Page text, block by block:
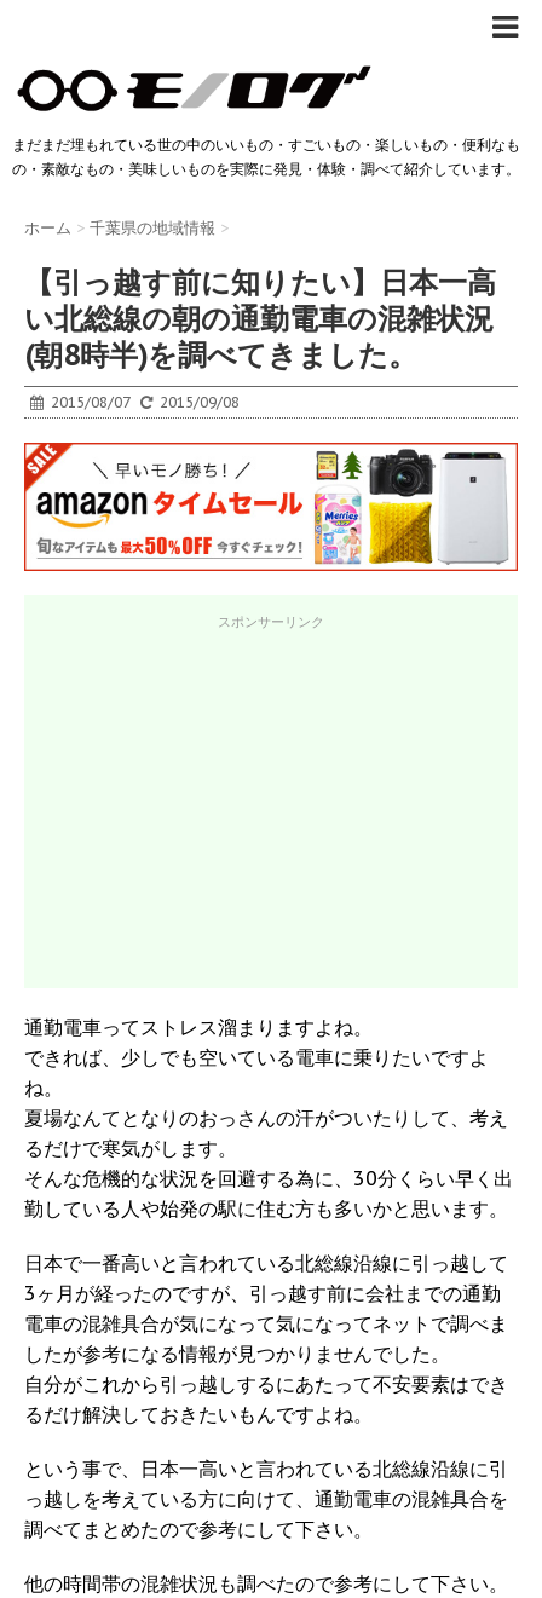
まだまだ埋もれている世の中のいいもの・すごいもの・楽しいもの・便利なも
の・素敵なもの・美味しいものを実際に発見・体験・調べて紹介しています。
ホーム > 千葉県の地域情報 >
【引っ越す前に知りたい】日本一高
い北総線の朝の通勤電車の混雑状況
(朝8時半)を調べてきました。
2015/08/07 2015/09/08
スポンサーリンク
通勤電車ってストレス溜まりますよね。
できれば、少しでも空いている電車に乗りたいですよ
ね。
夏場なんてとなりのおっさんの汗がついたりして、考え
るだけで寒気がします。
そんな危機的な状況を回避する為に、30分くらい早く出
勤している人や始発の駅に住む方も多いかと思います。
日本で一番高いと言われている北総線沿線に引っ越して
3ヶ月が経ったのですが、引っ越す前に会社までの通勤
電車の混雑具合が気になって気になってネットで調べま
したが参考になる情報が見つかりませんでした。
自分がこれから引っ越しするにあたって不安要素はでき
るだけ解決しておきたいもんですよね。
という事で、日本一高いと言われている北総線沿線に引
っ越しを考えている方に向けて、通勤電車の混雑具合を
調べてまとめたので参考にして下さい。
他の時間帯の混雑状況も調べたので参考にして下さい。